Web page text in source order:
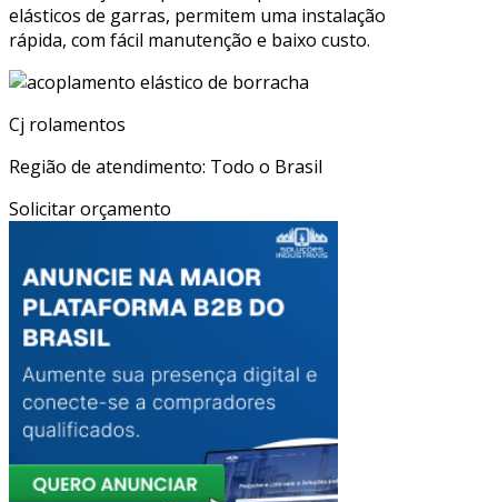
elásticos de garras, permitem uma instalação
rápida, com fácil manutenção e baixo custo.
Cj rolamentos
Região de atendimento: Todo o Brasil
Solicitar orçamento